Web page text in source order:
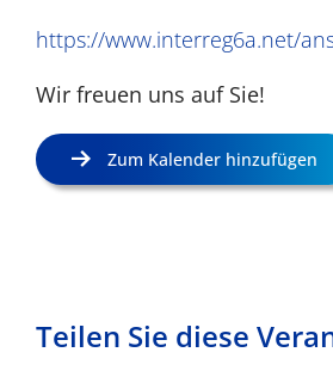
https://www.interreg6a.net/
Wir freuen uns auf Sie!
Zum Kalender hinzufügen
Teilen Sie diese